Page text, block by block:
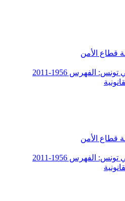
قطاع الأمن
الفهرس 1956-2011
قطاع الأمن
الفهرس 1956-2011